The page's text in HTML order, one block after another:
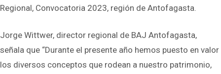
Regional, Convocatoria 2023, región de Antofagasta.
Jorge Wittwer, director regional de BAJ Antofagasta,
señala que “Durante el presente año hemos puesto en valor
los diversos conceptos que rodean a nuestro patrimonio,